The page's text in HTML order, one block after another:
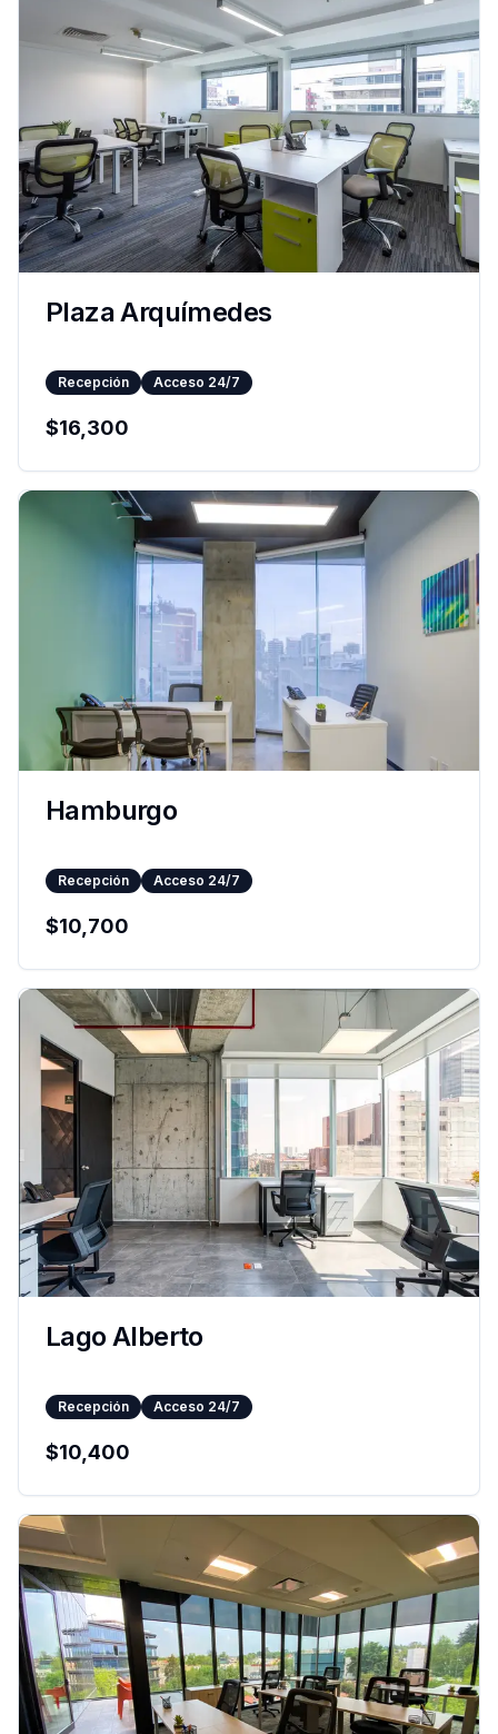
Plaza Arquímedes
Recepción Acceso 24/7
$16,300
Hamburgo
Recepción Acceso 24/7
$10,700
Lago Alberto
Recepción Acceso 24/7
$10,400